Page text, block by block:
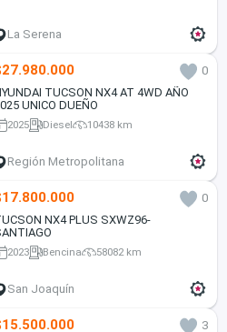
La Serena
0
TUCSON NX4 AT 4WD AÑO
UNICO DUEÑO
2025 Diesel 10438 km
Región Metropolitana
0
NX4 PLUS SXWZ96-
2023 Bencina 58082 km
San Joaquín
3